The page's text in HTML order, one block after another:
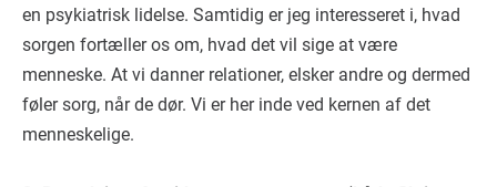
en psykiatrisk lidelse. Samtidig er jeg interesseret i, hvad
sorgen fortæller os om, hvad det vil sige at være
menneske. At vi danner relationer, elsker andre og dermed
føler sorg, når de dør. Vi er her inde ved kernen af det
menneskelige.